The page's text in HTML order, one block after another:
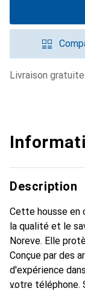
livraison gratuite
Description
Cette housse en
la qualité et le
Noreve. Elle
Conçue par des
d'expérience
votre téléphone.